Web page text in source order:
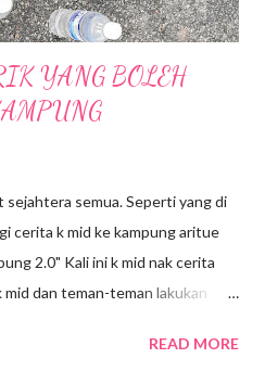
YANG BOLEH
sejahtera semua. Seperti yang di
cerita k mid ke kampung aritue
2.0" Kali ini k mid nak cerita
dan teman-teman lakukan
di susun, kemudian kelapa
READ MORE